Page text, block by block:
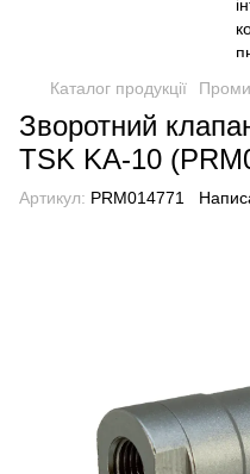
Каталог продукції
Зворотний
TSK KA-10
Артикул: PRM014771